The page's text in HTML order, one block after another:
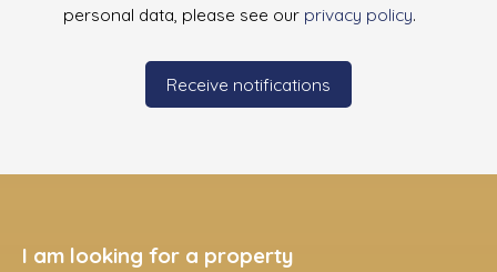
personal data, please see our privacy policy.
Receive notifications
I am looking for a property